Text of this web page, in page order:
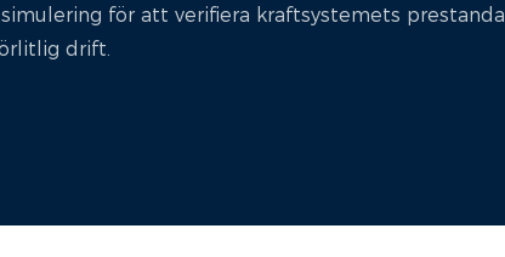
för att verifiera kraftsystemets prestanda
drift.